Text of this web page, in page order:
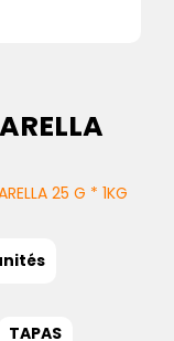
25 G * 1KG
TAPAS